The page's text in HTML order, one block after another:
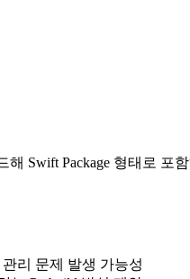
Swift Package 형태로 포
리 문제 발생 가능성